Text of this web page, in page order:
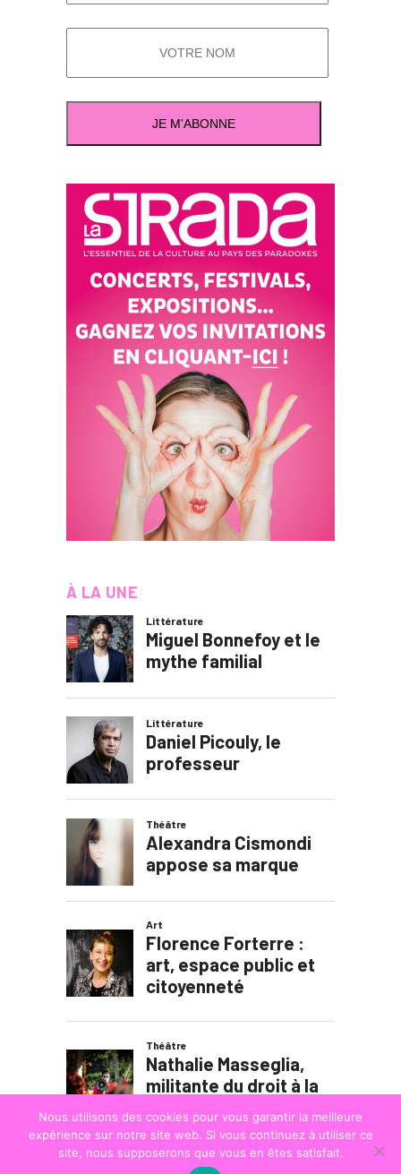
À LA UNE
Nous utilisons des cookies pour vous garantir la meilleure
expérience sur notre site web. Si vous continuez à utiliser ce
site, nous supposerons que vous en êtes satisfait.